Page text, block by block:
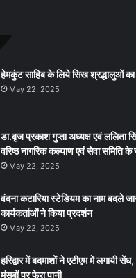
हेमकुंट साहिब के लिये सिख श्रद्धालुओं का
May 22, 2025
डा.बृज प्रकाश गुप्ता अध्यक्ष एवं ललिता
वरिष्ठ नागरिक कल्याण एवं सेवा समिति के
May 22, 2025
वंदना कटारिया स्टेडियम का नाम बदले
कार्यकर्ताओं ने किया प्रदर्शन
May 22, 2025
हरिद्वार में बदमाशों ने एटीएम में लगायी
मंसूबों पर फेरा पानी